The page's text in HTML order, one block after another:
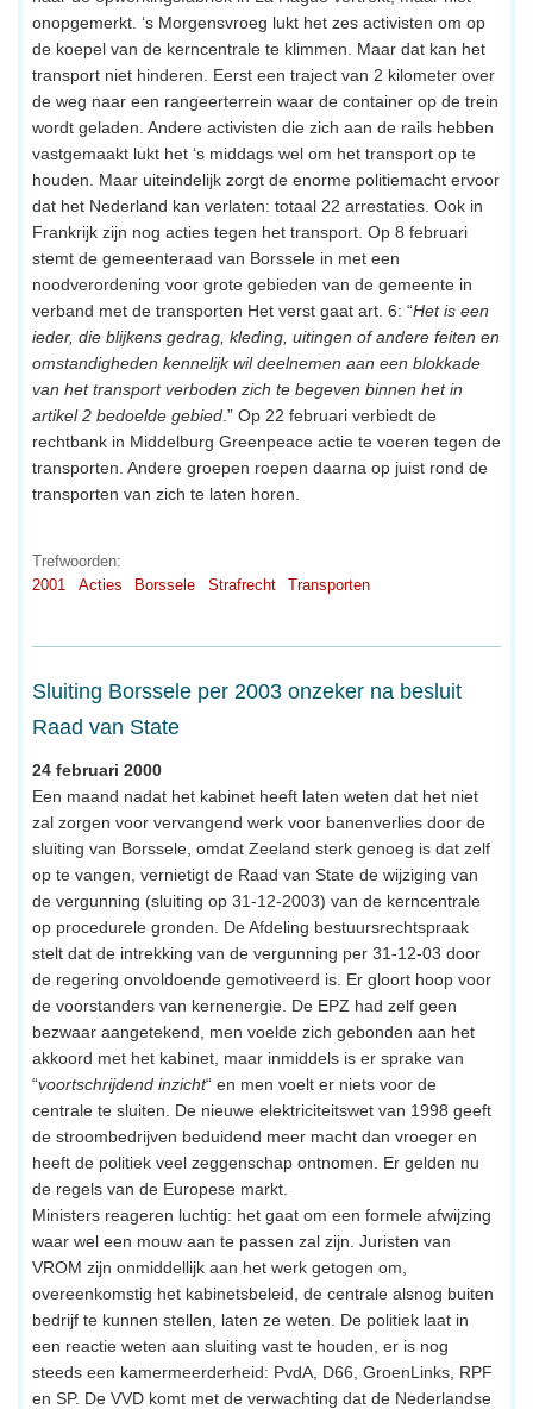
onopgemerkt. ‘s Morgensvroeg lukt het zes activisten om op
de koepel van de kerncentrale te klimmen. Maar dat kan het
transport niet hinderen. Eerst een traject van 2 kilometer over
de weg naar een rangeerterrein waar de container op de trein
wordt geladen. Andere activisten die zich aan de rails hebben
vastgemaakt lukt het ‘s middags wel om het transport op te
houden. Maar uiteindelijk zorgt de enorme politiemacht ervoor
dat het Nederland kan verlaten: totaal 22 arrestaties. Ook in
Frankrijk zijn nog acties tegen het transport. Op 8 februari
stemt de gemeenteraad van Borssele in met een
noodverordening voor grote gebieden van de gemeente in
verband met de transporten Het verst gaat art. 6: “Het is een
ieder, die blijkens gedrag, kleding, uitingen of andere feiten en
omstandigheden kennelijk wil deelnemen aan een blokkade
van het transport verboden zich te begeven binnen het in
artikel 2 bedoelde gebied .” Op 22 februari verbiedt de
rechtbank in Middelburg Greenpeace actie te voeren tegen de
transporten. Andere groepen roepen daarna op juist rond de
transporten van zich te laten horen.
Trefwoorden:
2001
Acties Borssele Strafrecht Transporten
Sluiting Borssele per 2003 onzeker na besluit
Raad van State
24 februari 2000
Een maand nadat het kabinet heeft laten weten dat het niet
zal zorgen voor vervangend werk voor banenverlies door de
sluiting van Borssele, omdat Zeeland sterk genoeg is dat zelf
op te vangen, vernietigt de Raad van State de wijziging van
de vergunning (sluiting op 31-12-2003) van de kerncentrale
op procedurele gronden. De Afdeling bestuursrechtspraak
stelt dat de intrekking van de vergunning per 31-12-03 door
de regering onvoldoende gemotiveerd is. Er gloort hoop voor
de voorstanders van kernenergie. De EPZ had zelf geen
bezwaar aangetekend, men voelde zich gebonden aan het
akkoord met het kabinet, maar inmiddels is er sprake van
“voortschrijdend inzicht“ en men voelt er niets voor de
centrale te sluiten. De nieuwe elektriciteitswet van 1998 geeft
de stroombedrijven beduidend meer macht dan vroeger en
heeft de politiek veel zeggenschap ontnomen. Er gelden nu
de regels van de Europese markt.
Ministers reageren luchtig: het gaat om een formele afwijzing
waar wel een mouw aan te passen zal zijn. Juristen van
VROM zijn onmiddellijk aan het werk getogen om,
overeenkomstig het kabinetsbeleid, de centrale alsnog buiten
bedrijf te kunnen stellen, laten ze weten. De politiek laat in
een reactie weten aan sluiting vast te houden, er is nog
steeds een kamermeerderheid: PvdA, D66, GroenLinks, RPF
en SP. De VVD komt met de verwachting dat de Nederlandse